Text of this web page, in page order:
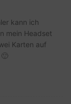
kann ich
mein Headset
Karten auf